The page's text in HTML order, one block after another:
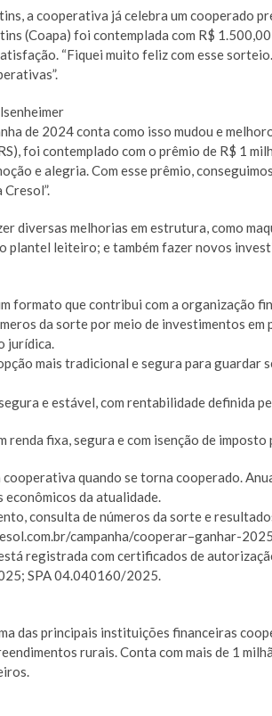
a cooperativa já celebra um cooperado
(Coapa) foi contemplada com R$
“Fiquei muito feliz com esse
de 2024 conta como isso mudou e
foi contemplado com o prêmio de R$ 1
e alegria. Com esse prêmio,
diversas melhorias em estrutura, como
plantel leiteiro; e também fazer novos
formato que contribui com a organização
da sorte por meio de investimentos em
jurídica.
mais tradicional e segura para guardar
e estável, com rentabilidade definida
renda fixa, segura e com isenção de
quando se torna cooperado.
da atualidade.
consulta de números da sorte e
campanha/cooperar–ganhar-
registrada com certificados de
SPA 04.040160/2025.
das principais instituições financeiras
rurais. Conta com mais de 1